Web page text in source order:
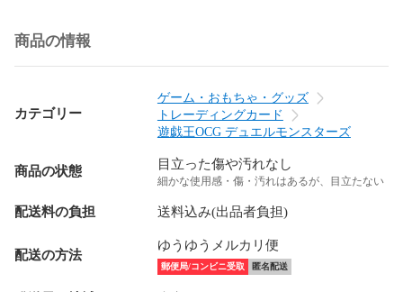
商品の情報
カテゴリー
ゲーム・おもちゃ・グッズ
トレーディングカード
遊戯王OCG デュエルモンスターズ
商品の状態 目立った傷や汚れなし
細かな使用感・傷・汚れはあるが、目立たない
配送料の負担 送料込み(出品者負担)
配送の方法
ゆうゆうメルカリ便
郵便局/コンビニ受取 匿名配送